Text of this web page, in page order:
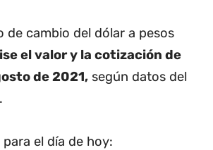
de cambio del dólar a pesos
el valor y la cotización de
de 2021, según datos del
el día de hoy: